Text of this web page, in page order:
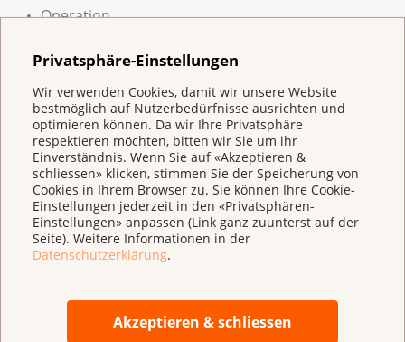
Privatsphäre-Einstellungen
Wir verwenden Cookies, damit wir unsere Website
bestmöglich auf Nutzerbedürfnisse ausrichten und
optimieren können. Da wir Ihre Privatsphäre
respektieren möchten, bitten wir Sie um ihr
Einverständnis. Wenn Sie auf «Akzeptieren &
schliessen» klicken, stimmen Sie der Speicherung von
Cookies in Ihrem Browser zu. Sie können Ihre Cookie-
Einstellungen jederzeit in den «Privatsphären-
Einstellungen» anpassen (Link ganz zuunterst auf der
Seite). Weitere Informationen in der
Datenschutzerklärung.
Akzeptieren & schliessen
Operation
Broschüre
Weichteilkrebs - Weichteilsarkome
Broschüre im Shop bestellen